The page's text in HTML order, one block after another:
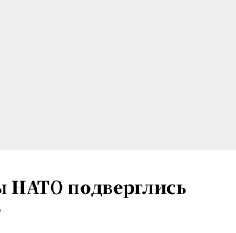
НАТО подверглись